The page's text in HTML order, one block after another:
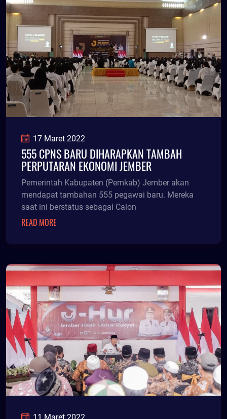
17 Maret 2022
555 CPNS BARU DIHARAPKAN TAMBAH
PERPUTARAN EKONOMI JEMBER
Pemerintah Kabupaten (Pemkab) Jember akan
mendapat tambahan 555 pegawai baru. Mereka
saat ini berstatus sebagai Calon
READ MORE